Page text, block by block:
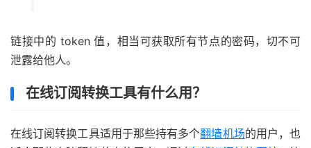
链接中的 token 值，相当可获取所有节点的密码，切不可
泄露给他人。
在线订阅转换工具有什么用？
在线订阅转换工具适用于那些持有多个翻墙机场的用户，也